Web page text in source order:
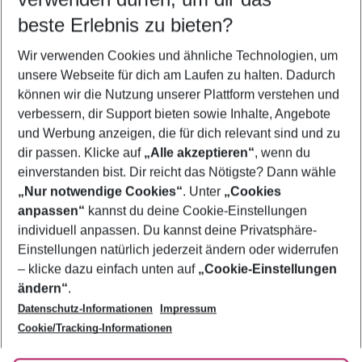
5-8 Nächte
2 Erwachsene Keine Kinder
Mehr Filter anzeigen
Footer
Footer navigation
Über uns
AGB
Bestpreisgarantie
Cookie-Einstellungen ändern
Cookie-Richtlinie
Agenturbetreuung
Barrierefreies Reisen
Folge uns
beste Erlebnis zu bieten?
Wir verwenden Cookies und ähnliche Technologien, um
unsere Webseite für dich am Laufen zu halten. Dadurch
können wir die Nutzung unserer Plattform verstehen und
verbessern, dir Support bieten sowie Inhalte, Angebote
und Werbung anzeigen, die für dich relevant sind und zu
dir passen. Klicke auf „Alle akzeptieren“, wenn du
einverstanden bist. Dir reicht das Nötigste? Dann wähle
„Nur notwendige Cookies“. Unter „Cookies
anpassen“ kannst du deine Cookie-Einstellungen
individuell anpassen. Du kannst deine Privatsphäre-
Einstellungen natürlich jederzeit ändern oder widerrufen
– klicke dazu einfach unten auf „Cookie-Einstellungen
ändern“.
Datenschutz-Informationen
Impressum
Cookie/Tracking-Informationen